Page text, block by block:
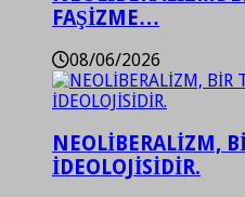
FAŞİZME…
08/06/2026
NEOLİBERALİZM,
İDEOLOJİSİDİR.